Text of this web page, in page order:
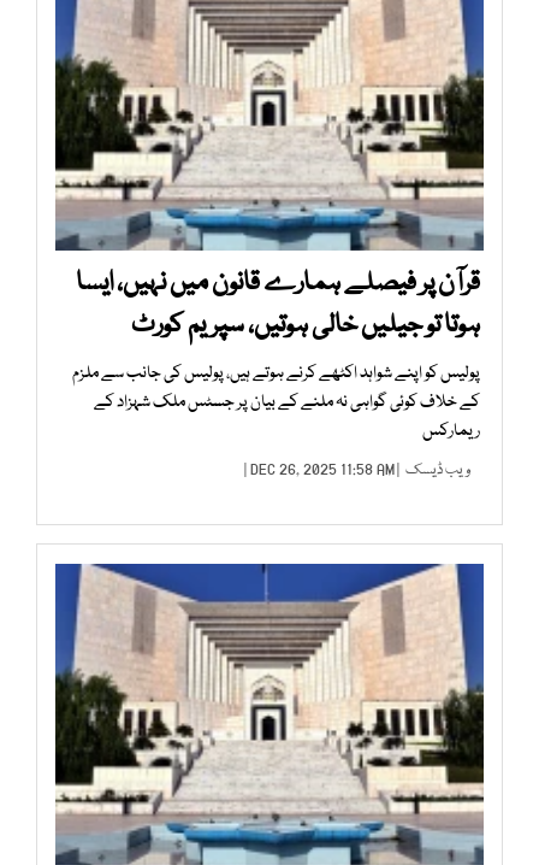
قرآن پر فیصلے ہمارے قانون میں نہیں، ایسا
ہوتا تو جیلیں خالی ہوتیں، سپریم کورٹ
پولیس کو اپنے شواہد اکٹھے کرنے ہوتے ہیں، پولیس کی جانب سے ملزم
کے خلاف کوئی گواہی نہ ملنے کے بیان پر جسٹس ملک شہزاد کے
ریمارکس
ویب ڈیسک | DEC 26, 2025 11:58 AM |